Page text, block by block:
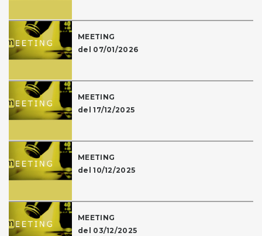
MEETING
del 07/01/2026
MEETING
del 17/12/2025
MEETING
del 10/12/2025
MEETING
del 03/12/2025